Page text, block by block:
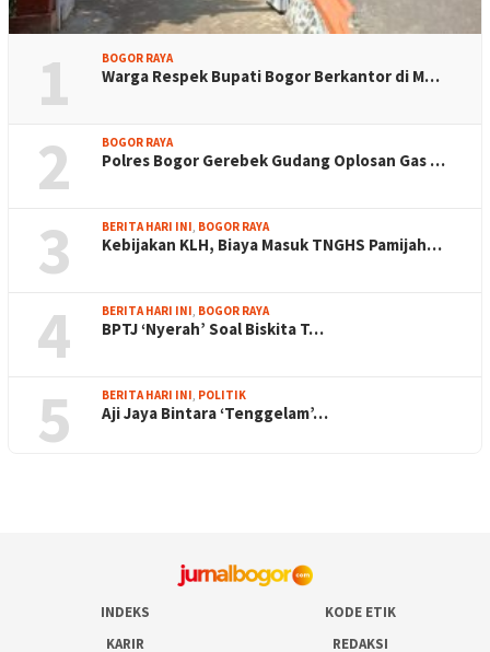
1 BOGOR RAYA
Warga Respek Bupati Bogor Berkantor di M…
2 BOGOR RAYA
Polres Bogor Gerebek Gudang Oplosan Gas …
3 BERITA HARI INI, BOGOR RAYA
Kebijakan KLH, Biaya Masuk TNGHS Pamijah…
4 BERITA HARI INI, BOGOR RAYA
BPTJ ‘Nyerah’ Soal Biskita T…
5 BERITA HARI INI, POLITIK
Aji Jaya Bintara ‘Tenggelam’…
INDEKS
KODE ETIK
KARIR
REDAKSI